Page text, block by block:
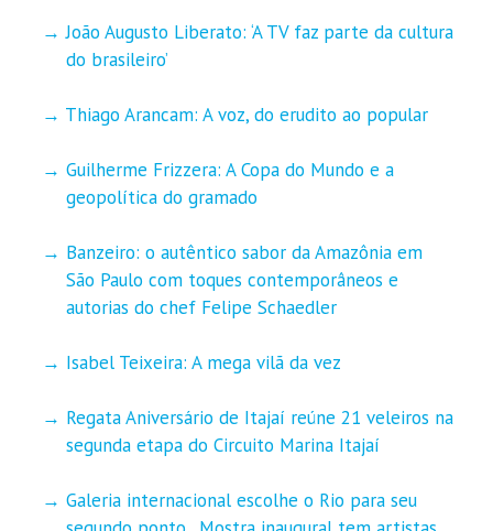
João Augusto Liberato: ‘A TV faz parte da cultura
do brasileiro’
Thiago Arancam: A voz, do erudito ao popular
Guilherme Frizzera: A Copa do Mundo e a
geopolítica do gramado
Banzeiro: o autêntico sabor da Amazônia em
São Paulo com toques contemporâneos e
autorias do chef Felipe Schaedler
Isabel Teixeira: A mega vilã da vez
Regata Aniversário de Itajaí reúne 21 veleiros na
segunda etapa do Circuito Marina Itajaí
Galeria internacional escolhe o Rio para seu